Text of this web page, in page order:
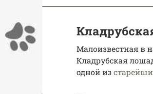
Малоизвестная в
Кладрубская
одной из